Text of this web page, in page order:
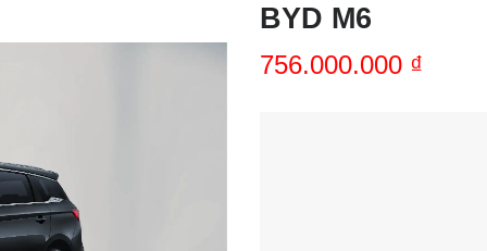
BYD M6
756.000.000 ₫